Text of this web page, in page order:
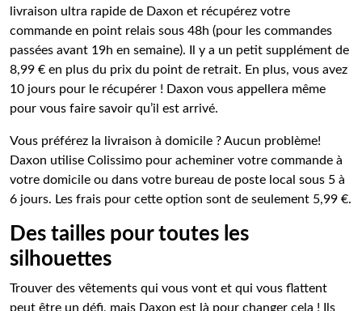
livraison ultra rapide de Daxon et récupérez votre
commande en point relais sous 48h (pour les commandes
passées avant 19h en semaine). Il y a un petit supplément de
8,99 € en plus du prix du point de retrait. En plus, vous avez
10 jours pour le récupérer ! Daxon vous appellera même
pour vous faire savoir qu’il est arrivé.
Vous préférez la livraison à domicile ? Aucun problème!
Daxon utilise Colissimo pour acheminer votre commande à
votre domicile ou dans votre bureau de poste local sous 5 à
6 jours. Les frais pour cette option sont de seulement 5,99 €.
Des tailles pour toutes les
silhouettes
Trouver des vêtements qui vous vont et qui vous flattent
peut être un défi, mais Daxon est là pour changer cela ! Ils